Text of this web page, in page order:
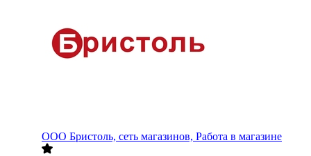
ООО Бристоль, сеть магазинов, Работа в магазине